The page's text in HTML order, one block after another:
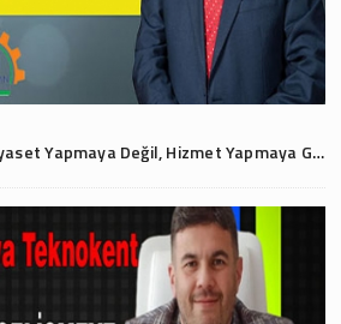
Başkan Karadağ “Biz Siyaset Yapmaya Değil, Hizmet Yapmaya Geldik”